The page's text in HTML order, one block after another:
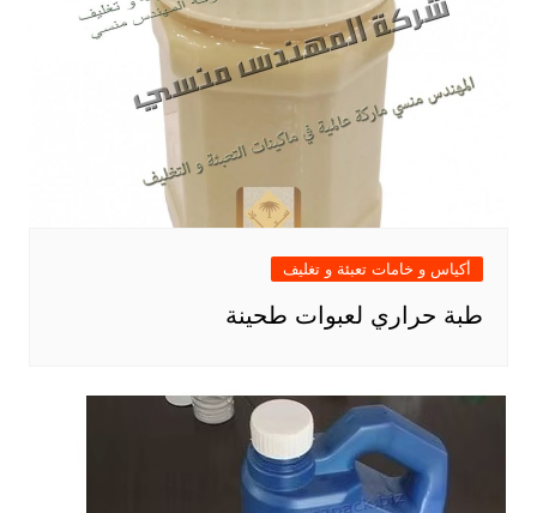
أكياس و خامات تعبئة و تغليف
طبة حراري لعبوات طحينة